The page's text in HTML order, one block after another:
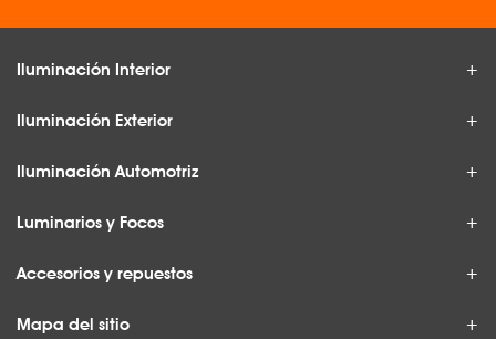
Iluminación Interior
Iluminación Exterior
Iluminación Automotriz
Luminarios y Focos
Accesorios y repuestos
Mapa del sitio